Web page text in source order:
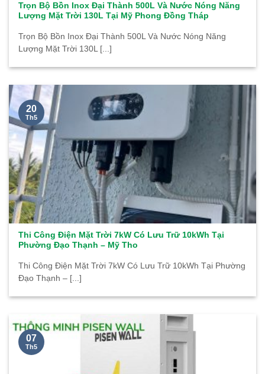
Trọn Bộ Bồn Inox Đại Thành 500L Và Nước Nóng Năng
Lượng Mặt Trời 130L Tại Mỹ Phong Đồng Tháp
Trọn Bộ Bồn Inox Đại Thành 500L Và Nước Nóng Năng
Lượng Mặt Trời 130L [...]
Thi Công Điện Mặt Trời 7kW Có Lưu Trữ 10kWh Tại
Phường Đạo Thạnh – Mỹ Tho
Thi Công Điện Mặt Trời 7kW Có Lưu Trữ 10kWh Tại Phường
Đạo Thạnh – [...]
20
Th5
07
Th5